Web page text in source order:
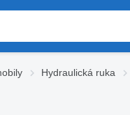
Hydraulická ruka